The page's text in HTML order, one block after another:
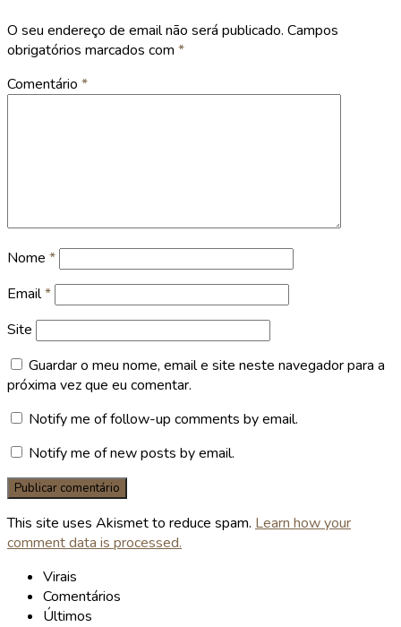
O seu endereço de email não será publicado. Campos
obrigatórios marcados com *
Comentário *
Nome *
Email*
Site
Guardar o meu nome, email e site neste navegador para a
próxima vez que eu comentar.
Notify me of follow-up comments by email.
Notify me of new posts by email.
This site uses Akismet to reduce spam. Learn how your
comment data is processed.
Virais
Comentários
Últimos